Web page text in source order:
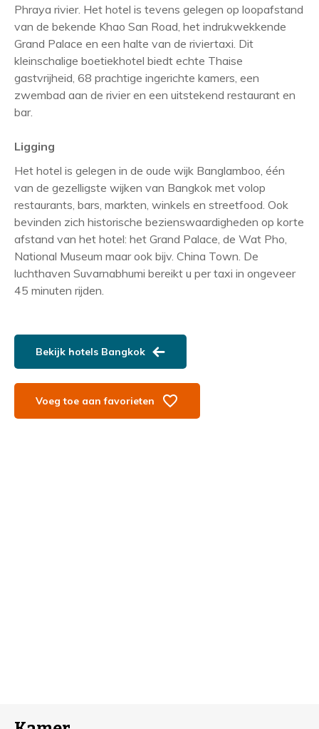
Phraya rivier. Het hotel is tevens gelegen op loopafstand
van de bekende Khao San Road, het indrukwekkende
Grand Palace en een halte van de riviertaxi. Dit
kleinschalige boetiekhotel biedt echte Thaise
gastvrijheid, 68 prachtige ingerichte kamers, een
zwembad aan de rivier en een uitstekend restaurant en
bar.
Ligging
Het hotel is gelegen in de oude wijk Banglamboo, één
van de gezelligste wijken van Bangkok met volop
restaurants, bars, markten, winkels en streetfood. Ook
bevinden zich historische bezienswaardigheden op korte
afstand van het hotel: het Grand Palace, de Wat Pho,
National Museum maar ook bijv. China Town. De
luchthaven Suvarnabhumi bereikt u per taxi in ongeveer
45 minuten rijden.
Bekijk hotels Bangkok
Voeg toe aan favorieten